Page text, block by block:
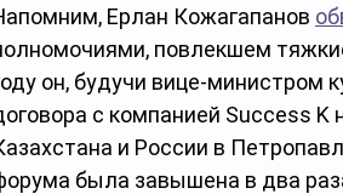
Ерлан Кожагапанов
повлекшем
он, будучи вице-министром
с компанией Success
и России в
была завышена в два